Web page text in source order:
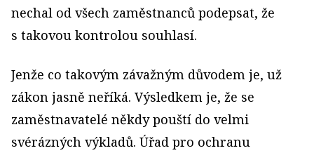
nechal od všech zaměstnanců podepsat, že
s takovou kontrolou souhlasí.
Jenže co takovým závažným důvodem je, už
zákon jasně neříká. Výsledkem je, že se
zaměstnavatelé někdy pouští do velmi
svérázných výkladů. Úřad pro ochranu